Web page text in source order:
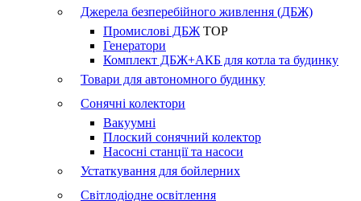
Джерела безперебійного живлення (ДБЖ)
Промислові ДБЖ TOP
Генератори
Комплект ДБЖ+АКБ для котла та будинку
Товари для автономного будинку
Сонячні колектори
Вакуумні
Плоский сонячний колектор
Насосні станції та насоси
Устаткування для бойлерних
Світлодіодне освітлення